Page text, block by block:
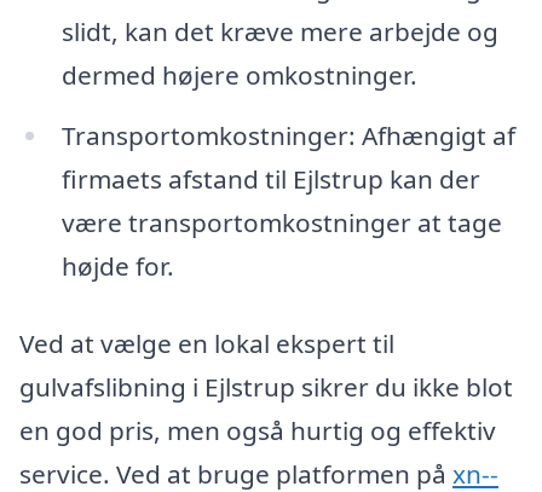
slidt, kan det kræve mere arbejde og
dermed højere omkostninger.
Transportomkostninger: Afhængigt af
firmaets afstand til Ejlstrup kan der
være transportomkostninger at tage
højde for.
Ved at vælge en lokal ekspert til
gulvafslibning i Ejlstrup sikrer du ikke blot
en god pris, men også hurtig og effektiv
service. Ved at bruge platformen på xn--